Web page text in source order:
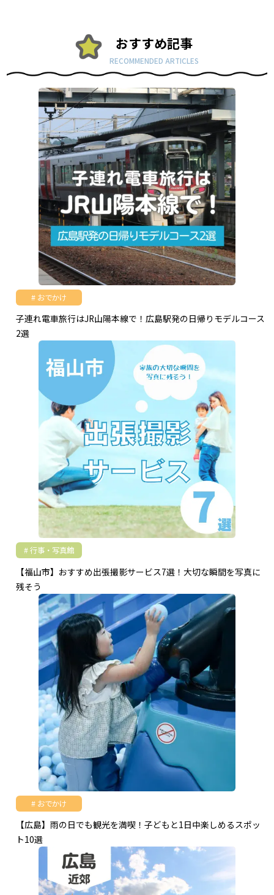
おすすめ記事
RECOMMENDED ARTICLES
おでかけ
子連れ電車旅行はJR山陽本線で！広島駅発の日帰りモデルコース
2選
行事・写真館
【福山市】おすすめ出張撮影サービス7選！大切な瞬間を写真に
残そう
おでかけ
【広島】雨の日でも観光を満喫！子どもと1日中楽しめるスポッ
ト10選